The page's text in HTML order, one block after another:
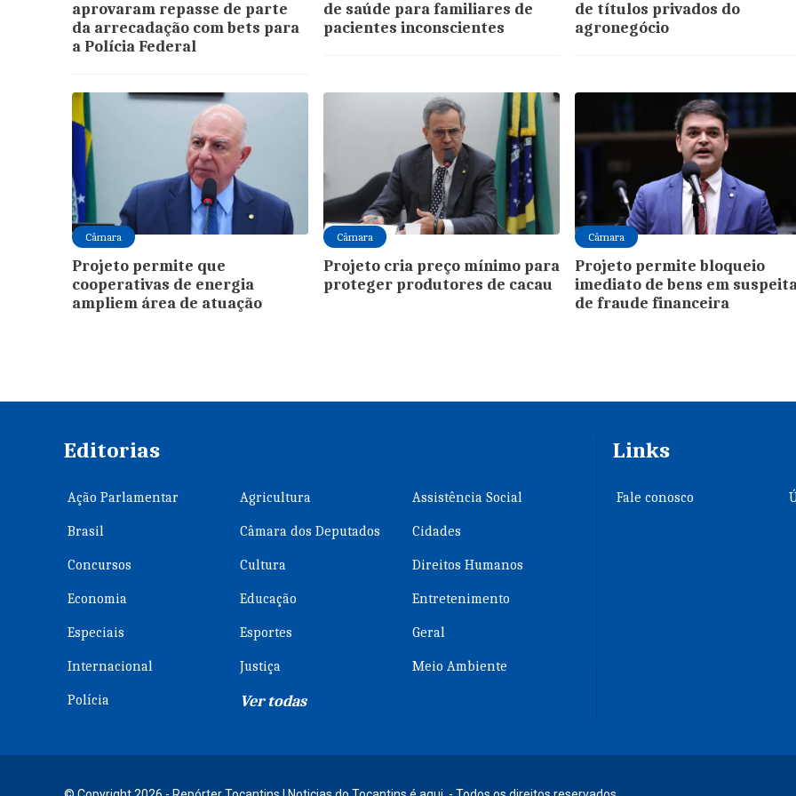
aprovaram repasse de parte
da arrecadação com bets para
a Polícia Federal
de saúde para familiares de
pacientes inconscientes
de títulos privados do
agronegócio
Câmara
Projeto permite que
cooperativas de energia
ampliem área de atuação
Câmara
Projeto cria preço mínimo para
proteger produtores de cacau
Câmara
Projeto permite bloqueio
imediato de bens em
de fraude financeira
Editorias
Ação Parlamentar Agricultura Assistência Social
Brasil Câmara dos Deputados Cidades
Concursos Cultura Direitos Humanos
Economia Educação Entretenimento
Especiais Esportes Geral
Internacional Justiça Meio Ambiente
Polícia Ver todas
Links
Fale conosco